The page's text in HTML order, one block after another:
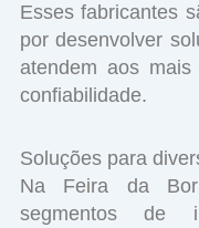
Esses fabricantes
por desenvolver
atendem aos
confiabilidade.
Soluções para
Na Feira da
segmentos de